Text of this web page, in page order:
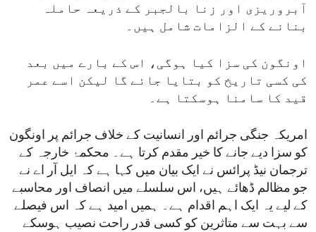
آبروریزی اور زنا بالجبر کے ذریعہ حاملہ
بنانے کے الزامات شامل ہیں۔
اونگون کی سزا کیا ہوگی، اس کے بارے میں بعد
کی کسی تاریخ کو بتایا جائے گا لیکن اسے عمر
قید کا سامنا ہوسکتا ہے۔
امریکہ جنگی جرائم اور انسانیت کے خلاف جرائم پر اونگون
کو سزا دیے جانے کا خیر مقدم کرتا ہے۔ محکمۂ خارجہ کے
ترجمان نیڈ پرائس نے ایک بیان میں کہا ہے کہ ایل آر اے نے
جو مظالم ڈھائے ہیں، اس سلسلے میں انصاف اور محاسبے
کے لیے یہ ایک اہم اقدام ہے۔ ہمیں امید ہے کہ اس فیصلے
سے بہت سے متاثرین کو کسی قدر راحت نصیب ہوسکے